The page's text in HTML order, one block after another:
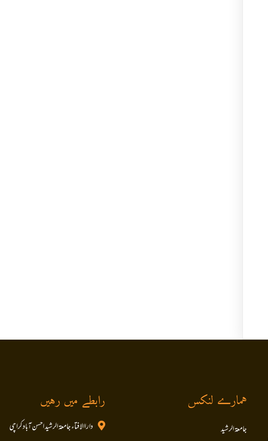
ہمارے لنکس
جامعۃ الرشید
رابطے میں رہیں
داراالافتاء جامعۃ الرشید احسن آباد کراچی